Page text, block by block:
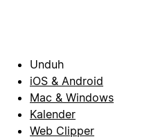
Unduh
iOS & Android
Mac & Windows
Kalender
Web Clipper